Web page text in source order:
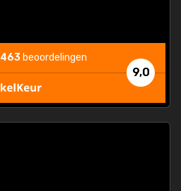
9,0
463 beoordelingen